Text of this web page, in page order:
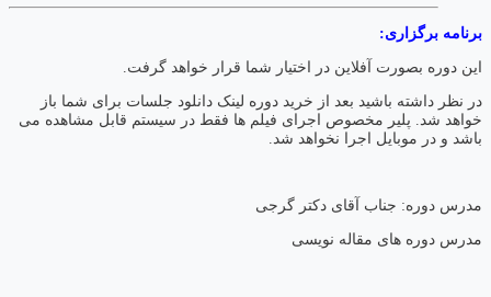
برنامه برگزاری:
این دوره بصورت آفلاین در اختیار شما قرار خواهد گرفت.
در نظر داشته باشید بعد از خرید دوره لینک دانلود جلسات برای شما باز
خواهد شد. پلیر مخصوص اجرای فیلم ها فقط در سیستم قابل مشاهده می
باشد و در موبایل اجرا نخواهد شد.
مدرس دوره: جناب آقای دکتر گرجی
مدرس دوره های مقاله نویسی